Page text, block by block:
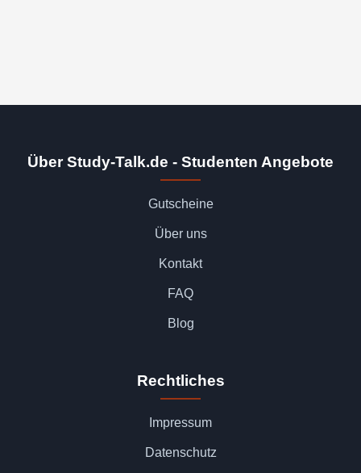
Über Study-Talk.de - Studenten Angebote
Gutscheine
Über uns
Kontakt
FAQ
Blog
Rechtliches
Impressum
Datenschutz